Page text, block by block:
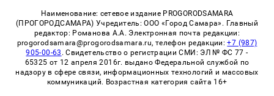
Наименование: сетевое издание PROGORODSAMARA
(ПРОГОРОДСАМАРА) Учредитель: ООО «Город Самара». Главный
редактор: Романова А.А. Электронная почта редакции:
progorodsamara@progorodsamara.ru, телефон редакции:+7 (987)
905-00-63 . Свидетельство о регистрации СМИ: ЭЛ № ФС 77 -
65325 от 12 апреля 2016г. выдано Федеральной службой по
надзору в сфере связи, информационных технологий и массовых
коммуникаций. Возрастная категория сайта 16+